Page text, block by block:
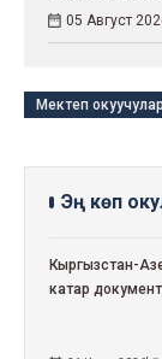
05 Август
Мектеп
Эң көп
Кыргызстан-
катар